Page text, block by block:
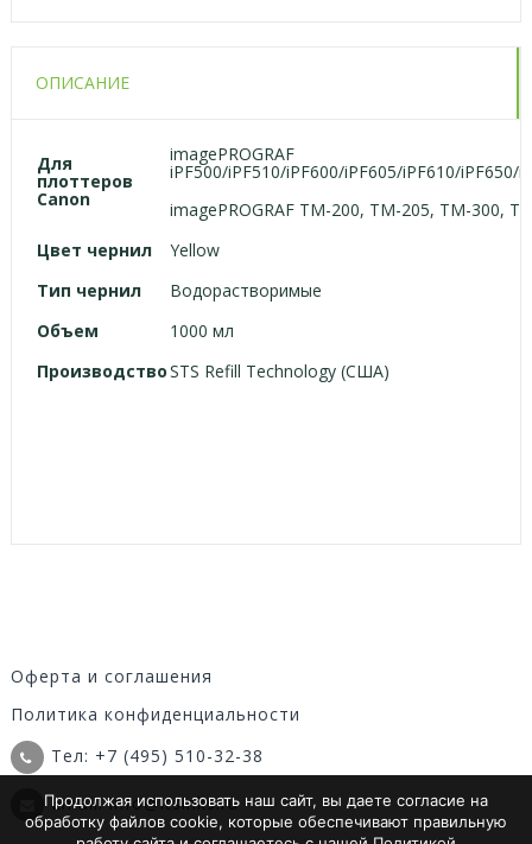
Продолжая использовать наш сайт, вы даете согласие на
обработку файлов cookie, которые обеспечивают правильную
ОПИСАНИЕ
Для
плоттеров
Canon
imagePROGRAF
iPF500/iPF510/iPF600/iPF605/iPF610/iPF650/
imagePROGRAF TM-200, TM-205, TM-300,
Цвет чернил
Yellow
Тип чернил
Водорастворимые
Объем
1000 мл
ПроизводствоSTS Refill Technology (США)
Оферта и соглашения
Политика конфиденциальности
Тел: +7 (495) 510-32-38
Email: info@itsinks.ru